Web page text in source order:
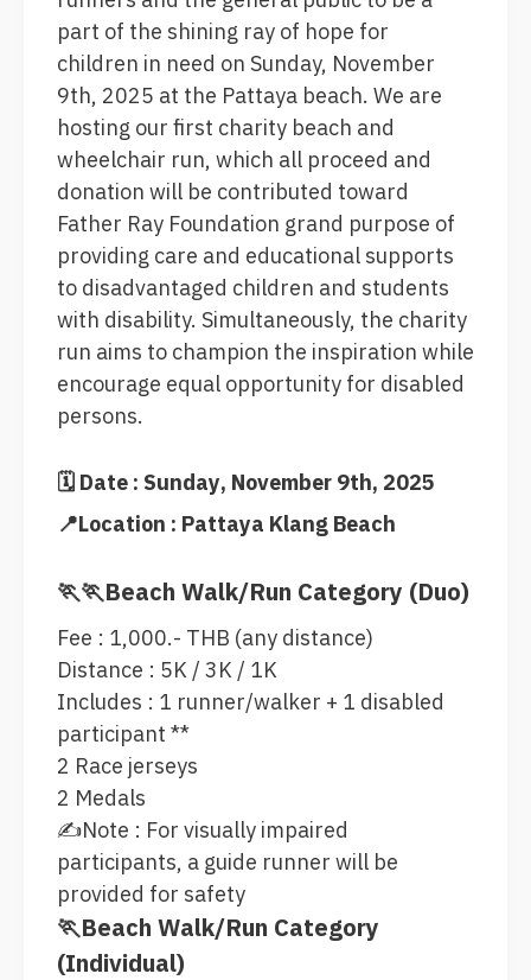
part of the shining ray of hope for
children in need on Sunday, November
9th, 2025 at the Pattaya beach. We are
hosting our first charity beach and
wheelchair run, which all proceed and
donation will be contributed toward
Father Ray Foundation grand purpose of
providing care and educational supports
to disadvantaged children and students
with disability. Simultaneously, the charity
run aims to champion the inspiration while
encourage equal opportunity for disabled
persons.
🗓 Date : Sunday, November 9th, 2025
📍Location : Pattaya Klang Beach
🏃🏃Beach Walk/Run Category (Duo)
Fee : 1,000.- THB (any distance)
Distance : 5K / 3K / 1K
Includes : 1 runner/walker + 1 disabled
participant **
2 Race jerseys
2 Medals
✍️Note : For visually impaired
participants, a guide runner will be
provided for safety
🏃Beach Walk/Run Category
(Individual)